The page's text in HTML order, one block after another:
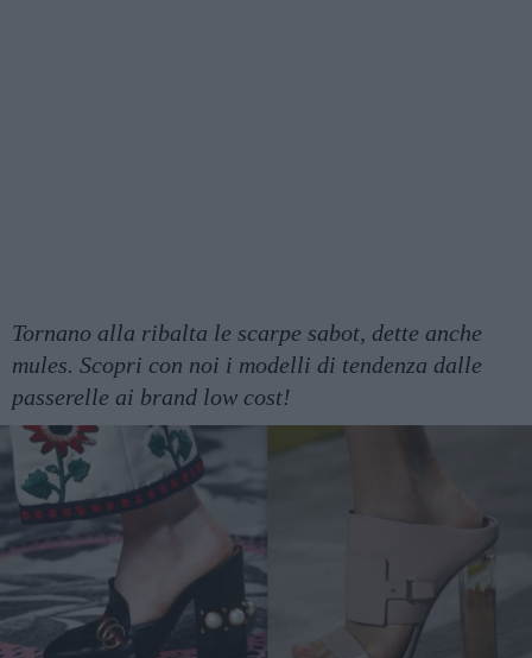
Tornano alla ribalta le scarpe sabot, dette anche
mules. Scopri con noi i modelli di tendenza dalle
passerelle ai brand low cost!